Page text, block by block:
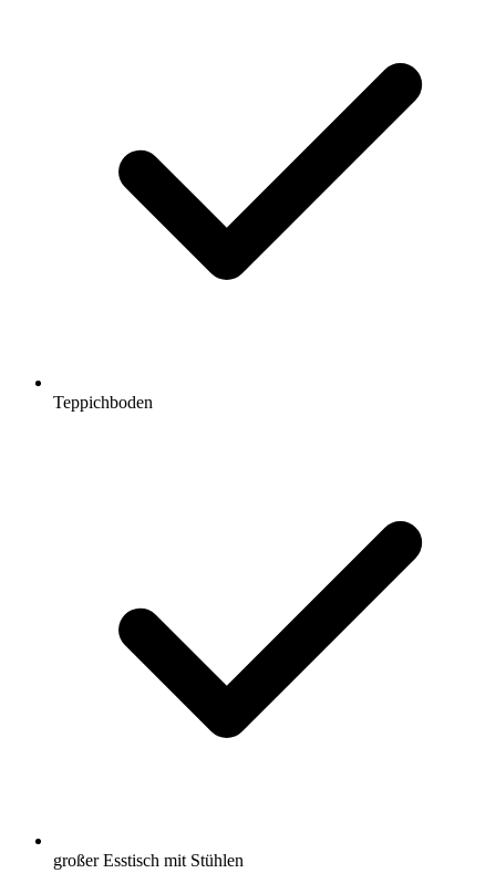
Teppichboden
großer Esstisch mit Stühlen